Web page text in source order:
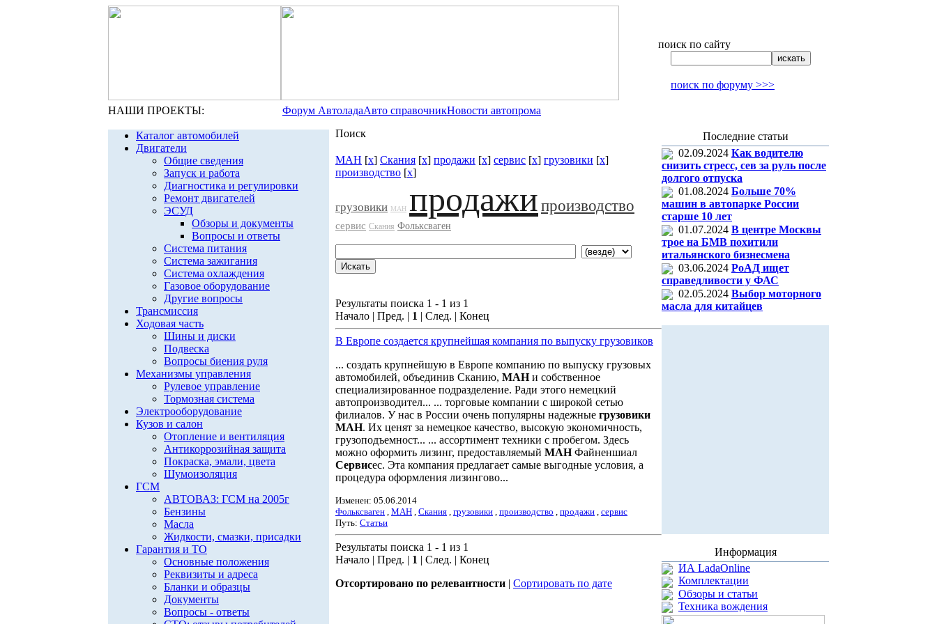
поиск по сайту
поиск по форуму >>>
НАШИ ПРОЕКТЫ: Форум АвтоладаАвто справочникНовости автопрома
Каталог автомобилей
Двигатели
Общие сведения
Запуск и работа
Диагностика и регулировки
Ремонт двигателей
ЭСУД
Обзоры и документы
Вопросы и ответы
Система питания
Система зажигания
Система охлаждения
Газовое оборудование
Другие вопросы
Трансмиссия
Ходовая часть
Шины и диски
Подвеска
Вопросы биения руля
Механизмы управления
Рулевое управление
Тормозная система
Электрооборудование
Кузов и салон
Отопление и вентиляция
Антикоррозийная защита
Покраска, эмали, цвета
Шумоизоляция
ГСМ
АВТОВАЗ: ГСМ на 2005г
Бензины
Масла
Жидкости, смазки, присадки
Гарантия и ТО
Основные положения
Реквизиты и адреса
Бланки и образцы
Документы
Вопросы - ответы
Поиск
МАН [x] Скания [x] продажи [x] сервис [x] грузовики [x]
производство [x]
грузовики МАН продажи производство
сервис Скания Фольксваген
Результаты поиска 1 - 1 из 1
Начало | Пред. | 1 | След. | Конец
В Европе создается крупнейшая компания по выпуску грузовиков
... создать крупнейшую в Европе компанию по выпуску грузовых
автомобилей, объединив Сканию, МАНи собственное
специализированное подразделение. Ради этого немецкий
автопроизводител... ... торговые компании с широкой сетью
филиалов. У нас в России очень популярны надежные грузовики
МАН. Их ценят за немецкое качество, высокую экономичность,
грузоподъемност... ... ассортимент техники с пробегом. Здесь
можно оформить лизинг, предоставляемый МАНФайненшиал
Сервисес. Эта компания предлагает самые выгодные условия, а
процедура оформления лизингово...
Изменен: 05.06.2014
Фольксваген , МАН , Скания , грузовики , производство , продажи , сервис
Путь: Статьи
Результаты поиска 1 - 1 из 1
Начало | Пред. | 1 | След. | Конец
Отсортировано по релевантности | Сортировать по дате
Последние статьи
02.09.2024 Как водителю
снизить стресс, сев за руль после
долгого отпуска
01.08.2024 Больше 70%
машин в автопарке России
старше 10 лет
01.07.2024 В центре Москвы
трое на БМВ похитили
итальянского бизнесмена
03.06.2024 РоАД ищет
справедливости у ФАС
02.05.2024 Выбор моторного
масла для китайцев
Информация
ИА LadaOnline
Комплектации
Обзоры и статьи
Техника вождения